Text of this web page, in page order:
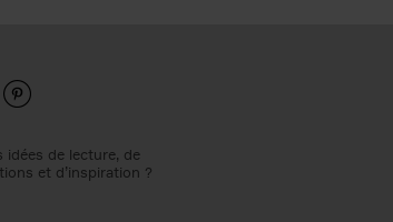
idées de lecture, de
et d’inspiration ?